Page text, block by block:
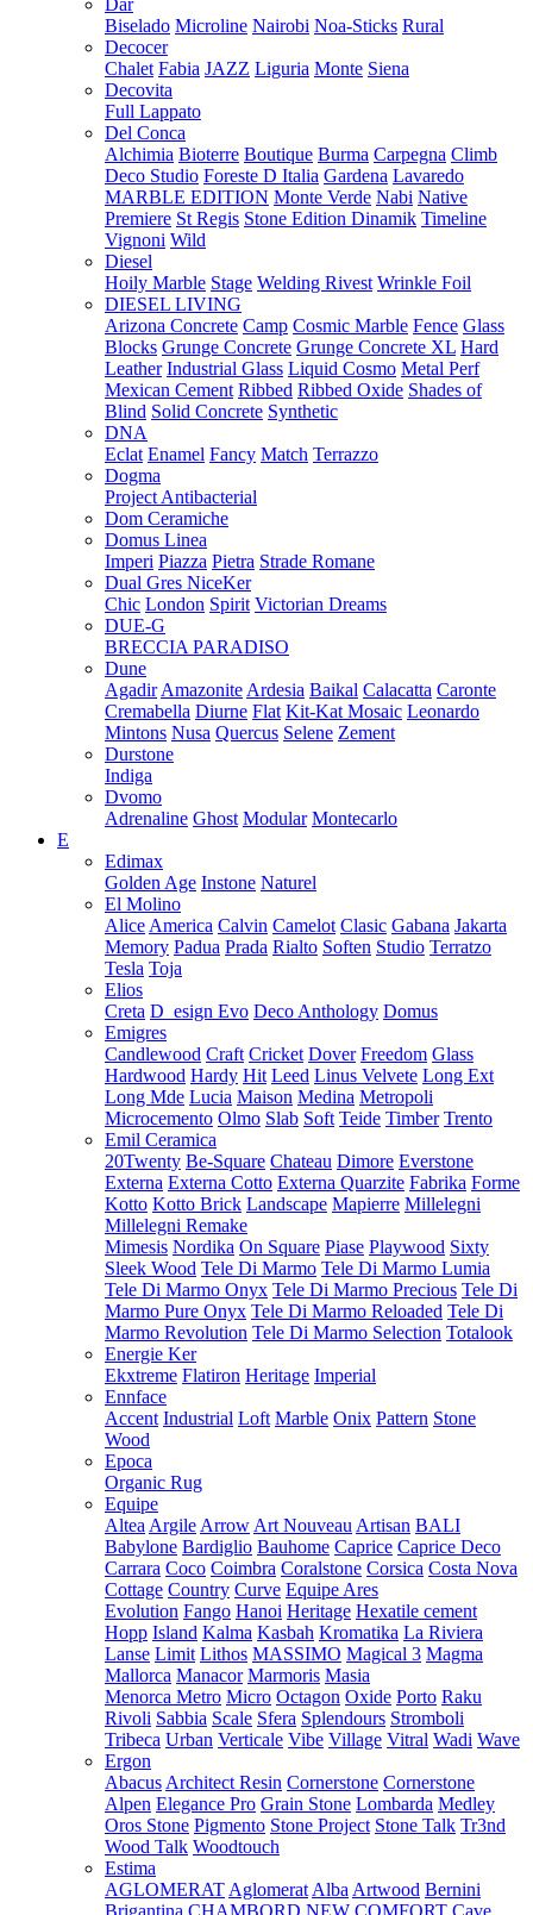
Dar
Biselado Microline Nairobi Noa-Sticks Rural
Decocer
Chalet Fabia JAZZ Liguria Monte Siena
Decovita
Full Lappato
Del Conca
Alchimia Bioterre Boutique Burma Carpegna Climb
Deco Studio Foreste D Italia Gardena Lavaredo
MARBLE EDITION Monte Verde Nabi Native
Premiere St Regis Stone Edition Dinamik Timeline
Vignoni Wild
Diesel
Hoily Marble Stage Welding Rivest Wrinkle Foil
DIESEL LIVING
Arizona Concrete Camp Cosmic Marble Fence Glass
Blocks Grunge Concrete Grunge Concrete XL Hard
Leather Industrial Glass Liquid Cosmo Metal Perf
Mexican Cement Ribbed Ribbed Oxide Shades of
Blind Solid Concrete Synthetic
DNA
Eclat Enamel Fancy Match Terrazzo
Dogma
Project Antibacterial
Dom Ceramiche
Domus Linea
Imperi Piazza Pietra Strade Romane
Dual Gres NiceKer
Chic London Spirit Victorian Dreams
DUE-G
BRECCIA PARADISO
Dune
Agadir Amazonite Ardesia Baikal Calacatta Caronte
Cremabella Diurne Flat Kit-Kat Mosaic Leonardo
Mintons Nusa Quercus Selene Zement
Durstone
Indiga
Dvomo
Adrenaline Ghost Modular Montecarlo
E
Edimax
Golden Age Instone Naturel
El Molino
Alice America Calvin Camelot Clasic Gabana Jakarta
Memory Padua Prada Rialto Soften Studio Terratzo
Tesla Toja
Elios
Creta D_esign Evo Deco Anthology Domus
Emigres
Candlewood Craft Cricket Dover Freedom Glass
Hardwood Hardy Hit Leed Linus Velvete Long Ext
Long Mde Lucia Maison Medina Metropoli
Microcemento Olmo Slab Soft Teide Timber Trento
Emil Ceramica
20Twenty Be-Square Chateau Dimore Everstone
Externa Externa Cotto Externa Quarzite Fabrika Forme
Kotto Kotto Brick Landscape Mapierre Millelegni
Millelegni Remake
Mimesis Nordika On Square Piase Playwood Sixty
Sleek Wood Tele Di Marmo Tele Di Marmo Lumia
Tele Di Marmo Onyx Tele Di Marmo Precious Tele Di
Marmo Pure Onyx Tele Di Marmo Reloaded Tele Di
Marmo Revolution Tele Di Marmo Selection Totalook
Energie Ker
Ekxtreme Flatiron Heritage Imperial
Ennface
Accent Industrial Loft Marble Onix Pattern Stone
Wood
Epoca
Organic Rug
Equipe
Altea Argile Arrow Art Nouveau Artisan BALI
Babylone Bardiglio Bauhome Caprice Caprice Deco
Carrara Coco Coimbra Coralstone Corsica Costa Nova
Cottage Country Curve Equipe Ares
Evolution Fango Hanoi Heritage Hexatile cement
Hopp Island Kalma Kasbah Kromatika La Riviera
Lanse Limit Lithos MASSIMO Magical 3 Magma
Mallorca Manacor Marmoris Masia
Menorca Metro Micro Octagon Oxide Porto Raku
Rivoli Sabbia Scale Sfera Splendours Stromboli
Tribeca Urban Verticale Vibe Village Vitral Wadi Wave
Ergon
Abacus Architect Resin Cornerstone Cornerstone
Alpen Elegance Pro Grain Stone Lombarda Medley
Oros Stone Pigmento Stone Project Stone Talk Tr3nd
Wood Talk Woodtouch
Estima
AGLOMERAT Aglomerat Alba Artwood Bernini